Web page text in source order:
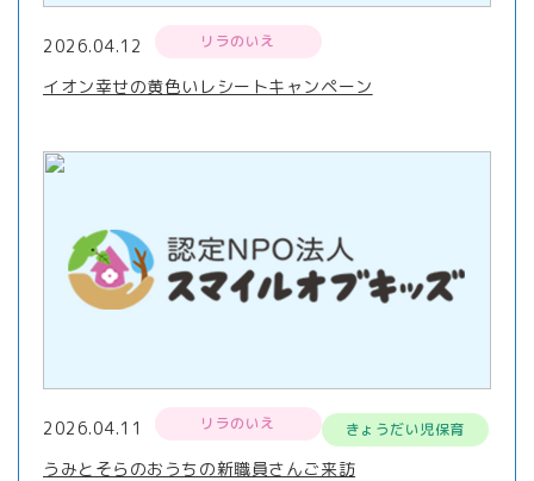
2026.04.12 リラのいえ
イオン幸せの黄色いレシートキャンペーン
2026.04.11 リラのいえ きょうだい児保育
うみとそらのおうちの新職員さんご来訪